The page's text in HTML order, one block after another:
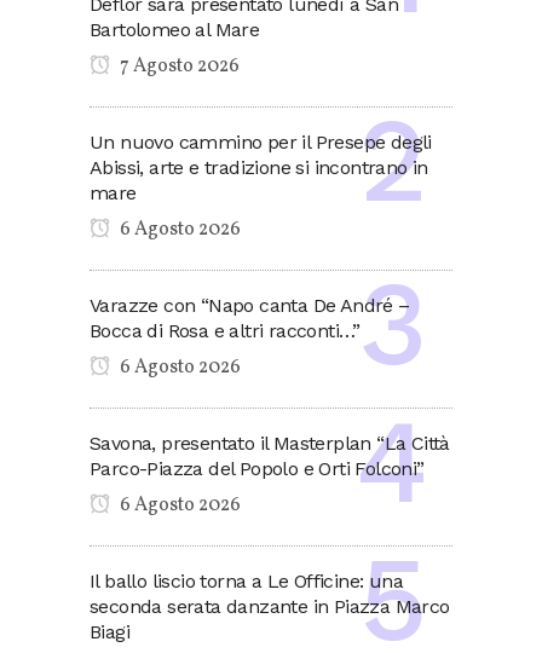
Bartolomeo al Mare
7 Agosto 2026
Un nuovo cammino per il Presepe degli
Abissi, arte e tradizione si incontrano in
mare
6 Agosto 2026
Varazze con “Napo canta De André –
Bocca di Rosa e altri racconti…”
6 Agosto 2026
Savona, presentato il Masterplan “La Città
Parco-Piazza del Popolo e Orti Folconi”
6 Agosto 2026
Il ballo liscio torna a Le Officine: una
seconda serata danzante in Piazza Marco
Biagi